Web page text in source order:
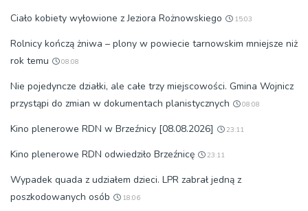
Ciało kobiety wyłowione z Jeziora Rożnowskiego 15:03
Rolnicy kończą żniwa – plony w powiecie tarnowskim mniejsze niż
rok temu
08:08
Nie pojedyncze działki, ale całe trzy miejscowości. Gmina Wojnicz
przystąpi do zmian w dokumentach planistycznych
08:08
Kino plenerowe RDN w Brzeźnicy [08.08.2026] 23:11
Kino plenerowe RDN odwiedziło Brzeźnicę 23:11
Wypadek quada z udziałem dzieci. LPR zabrał jedną z
poszkodowanych osób
18:06